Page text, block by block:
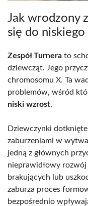
Jak wrodzony
się do
Zespół Turnera to
dziewcząt. Jego
chromosomu X. Ta
problemów, wśród
niski wzrost.
Dziewczynki
zaburzeniami w
jedną z głównych
nieprawidłowy
brakujących lub
zaburza proces
bezpośrednio